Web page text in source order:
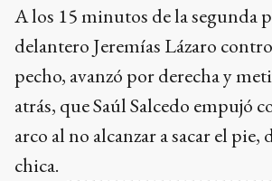
A los 15 minutos de la segunda
delantero Jeremías Lázaro
pecho, avanzó por derecha y
atrás, que Saúl Salcedo empujó
arco al no alcanzar a sacar el pie,
chica.